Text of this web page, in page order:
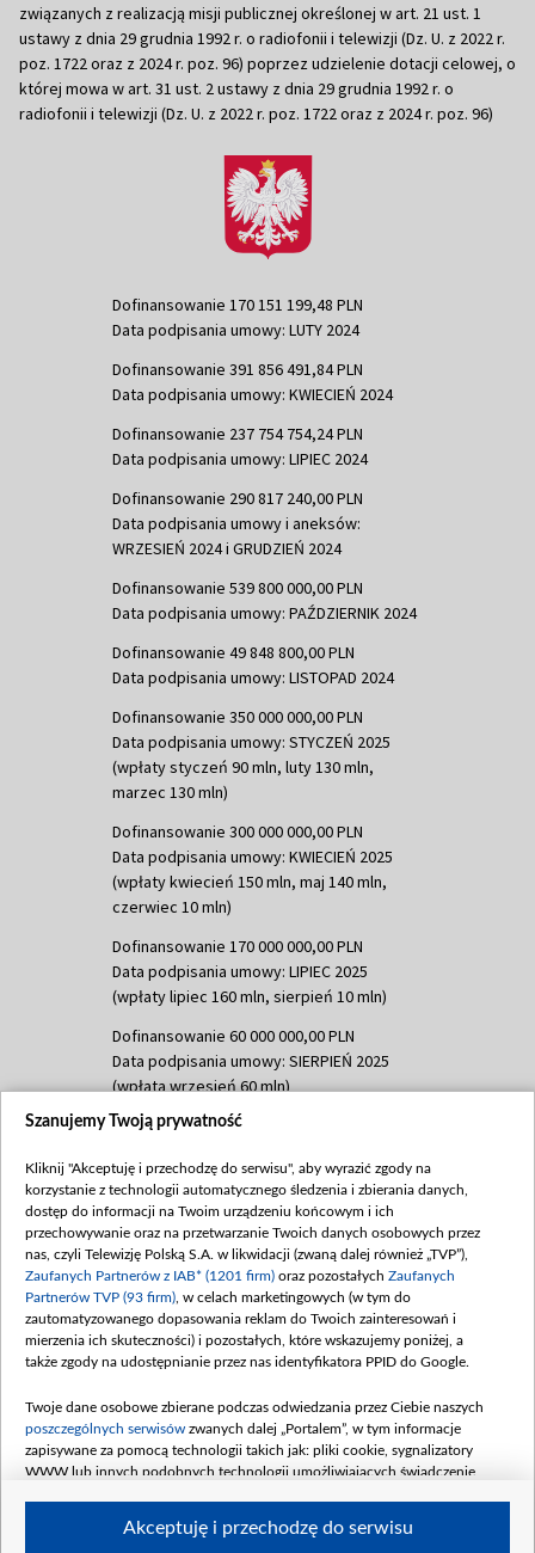
związanych z realizacją misji publicznej określonej w art. 21 ust. 1
ustawy z dnia 29 grudnia 1992 r. o radiofonii i telewizji (Dz. U. z 2022 r.
poz. 1722 oraz z 2024 r. poz. 96) poprzez udzielenie dotacji celowej, o
której mowa w art. 31 ust. 2 ustawy z dnia 29 grudnia 1992 r. o
radiofonii i telewizji (Dz. U. z 2022 r. poz. 1722 oraz z 2024 r. poz. 96)
Dofinansowanie 170 151 199,48 PLN
Data podpisania umowy: LUTY 2024
Dofinansowanie 391 856 491,84 PLN
Data podpisania umowy: KWIECIEŃ 2024
Dofinansowanie 237 754 754,24 PLN
Data podpisania umowy: LIPIEC 2024
Dofinansowanie 290 817 240,00 PLN
Data podpisania umowy i aneksów:
WRZESIEŃ 2024 i GRUDZIEŃ 2024
Dofinansowanie 539 800 000,00 PLN
Data podpisania umowy: PAŹDZIERNIK 2024
Dofinansowanie 49 848 800,00 PLN
Data podpisania umowy: LISTOPAD 2024
Dofinansowanie 350 000 000,00 PLN
Data podpisania umowy: STYCZEŃ 2025
(wpłaty styczeń 90 mln, luty 130 mln,
marzec 130 mln)
Dofinansowanie 300 000 000,00 PLN
Data podpisania umowy: KWIECIEŃ 2025
(wpłaty kwiecień 150 mln, maj 140 mln,
czerwiec 10 mln)
Dofinansowanie 170 000 000,00 PLN
Data podpisania umowy: LIPIEC 2025
(wpłaty lipiec 160 mln, sierpień 10 mln)
Dofinansowanie 60 000 000,00 PLN
Data podpisania umowy: SIERPIEŃ 2025
(wpłata wrzesień 60 mln)
Dofinansowanie 635 783 051,21 PLN
(wpłata wrzesień 100 mln, październik 350
mln, listopad 265 mln)
Dofinansowanie 48 862 000,00 PLN
Data podpisania umowy: GRUDZIEŃ 2025
(wpłata grudzień 60,548 mln)
Dofinansowanie 900 000 000,00 PLN
Data podpisania umowy: LUTY 2026 (wpłata
kwiecień 180 mln, 7 maja 180 mln, 8
czerwca 90 mln)
Dofinansowanie 250 000 000,00 PLN
4 sierpnia 250 mln
Szanujemy Twoją prywatność
Kliknij "Akceptuję i przechodzę do serwisu", aby wyrazić zgody na
korzystanie z technologii automatycznego śledzenia i zbierania danych,
dostęp do informacji na Twoim urządzeniu końcowym i ich
przechowywanie oraz na przetwarzanie Twoich danych osobowych przez
nas, czyli Telewizję Polską S.A. w likwidacji (zwaną dalej również „TVP”),
Zaufanych Partnerów z IAB* (1201 firm) oraz pozostałych Zaufanych
Partnerów TVP (93 firm) , w celach marketingowych (w tym do
zautomatyzowanego dopasowania reklam do Twoich zainteresowań i
mierzenia ich skuteczności) i pozostałych, które wskazujemy poniżej, a
także zgody na udostępnianie przez nas identyfikatora PPID do Google.
Twoje dane osobowe zbierane podczas odwiedzania przez Ciebie naszych
poszczególnych serwisów zwanych dalej „Portalem”, w tym informacje
zapisywane za pomocą technologii takich jak: pliki cookie, sygnalizatory
WWW lub innych podobnych technologii umożliwiających świadczenie
Akceptuję i przechodzę do serwisu